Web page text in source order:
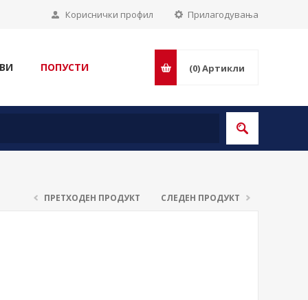
Прилагодувања
Кориснички профил
ПОПУСТИ (0)Артикли
ПРЕТХОДЕН ПРОДУКТ СЛЕДЕН ПРОДУКТ